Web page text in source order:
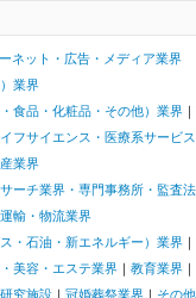
ネット・広告・メディア業界
業界
食品・化粧品・その他）業界
フサイエンス・医療系サービス
業界
ーチ業界・専門事務所・監査
運輸・物流業界
・石油・新エネルギー）業界
美容・エステ業界 教育業界
究施設
冠婚葬祭業界 その他